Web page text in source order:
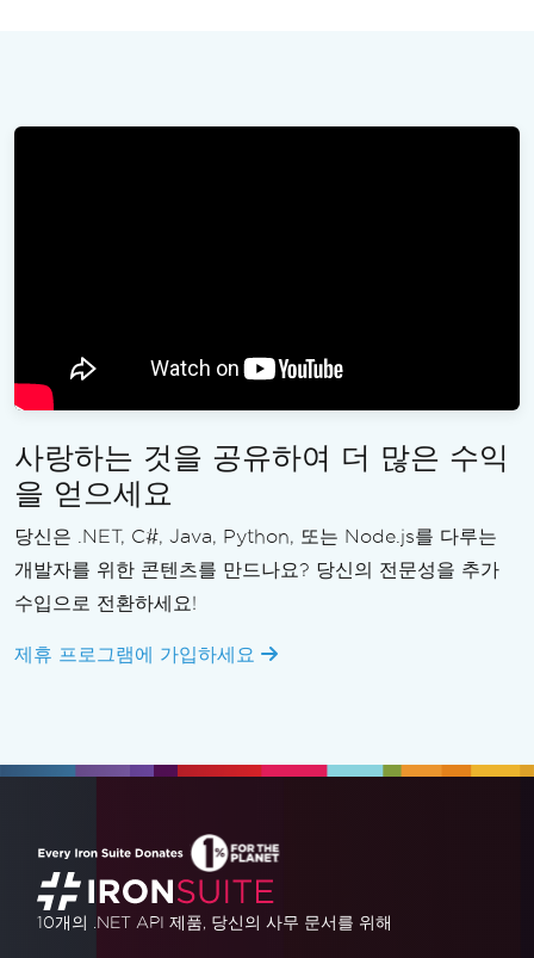
사랑하는 것을 공유하여 더 많은 수익
을 얻으세요
당신은 .NET, C#, Java, Python, 또는 Node.js를 다루는
개발자를 위한 콘텐츠를 만드나요? 당신의 전문성을 추가
수입으로 전환하세요!
제휴 프로그램에 가입하세요
10개의 .NET API 제품, 당신의 사무 문서를 위해